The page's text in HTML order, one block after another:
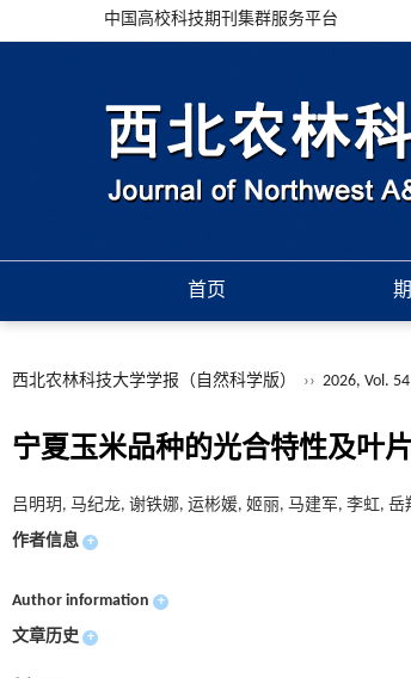
中国高校科技期刊集群服务平台
首页
西北农林科技大学学报（自然科学版） ›› 2026, Vol. 54
宁夏玉米品种的光合特性及叶
吕明玥, 马纪龙, 谢铁娜, 运彬媛, 姬丽, 马建军, 李虹, 岳
作者信息 +
Author information +
文章历史 +